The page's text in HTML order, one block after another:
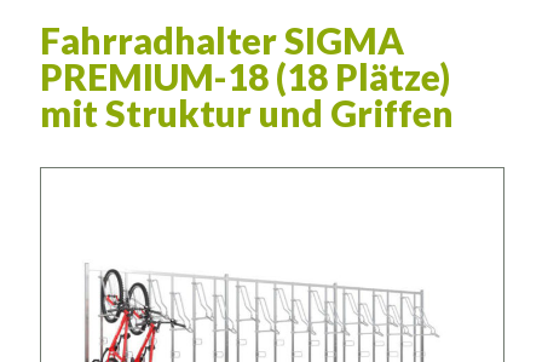
Fahrradhalter SIGMA
PREMIUM-18 (18 Plätze)
mit Struktur und Griffen